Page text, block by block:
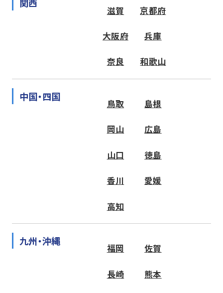
関西
滋賀 京都府
大阪府 兵庫
奈良 和歌山
中国・四国
鳥取 島根
岡山 広島
山口 徳島
香川 愛媛
高知
九州・沖縄
福岡 佐賀
長崎 熊本